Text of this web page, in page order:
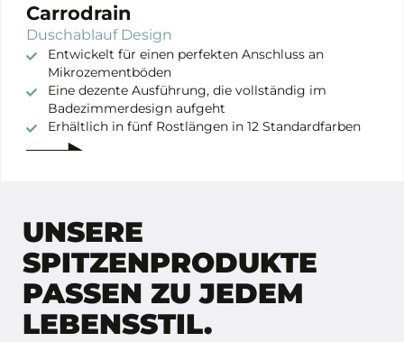
Carrodrain
Duschablauf Design
Entwickelt für einen perfekten Anschluss an
Mikrozementböden
Eine dezente Ausführung, die vollständig im
Badezimmerdesign aufgeht
Erhältlich in fünf Rostlängen in 12 Standardfarben
UNSERE
SPITZENPRODUKTE
PASSEN ZU JEDEM
LEBENSSTIL.